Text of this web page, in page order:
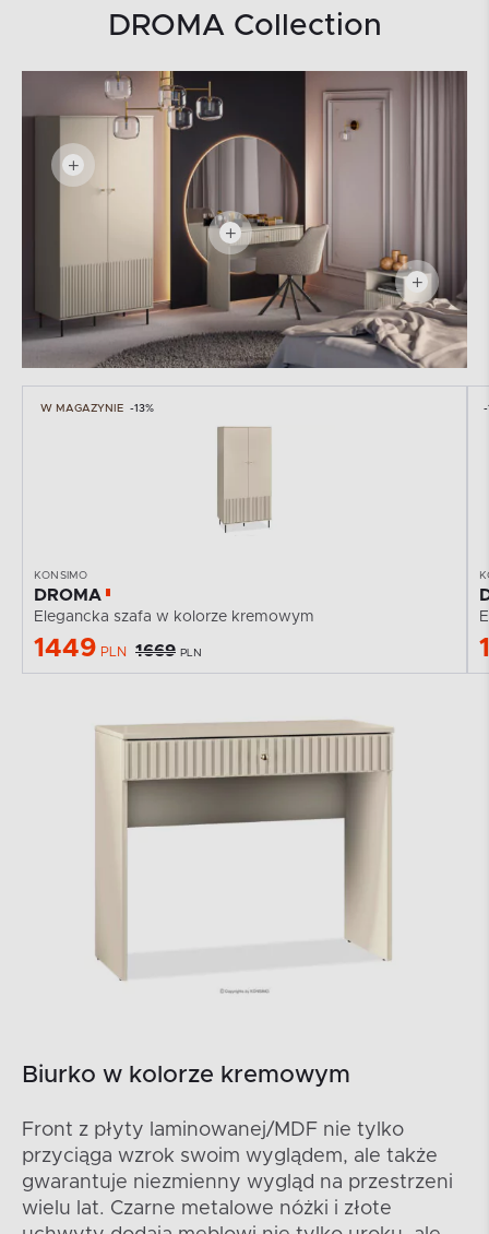
DROMA Collection
W MAGAZYNIE -13%
KONSIMO
DROMA
Elegancka szafa w kolorze kremowym
1449 PLN 1669 PLN
-
Biurko w kolorze kremowym
Front z płyty laminowanej/MDF nie tylko
przyciąga wzrok swoim wyglądem, ale także
gwarantuje niezmienny wygląd na przestrzeni
wielu lat. Czarne metalowe nóżki i złote